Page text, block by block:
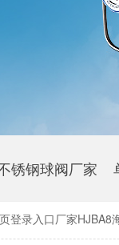
锈钢球阀厂家
登录入口厂家HJBA8